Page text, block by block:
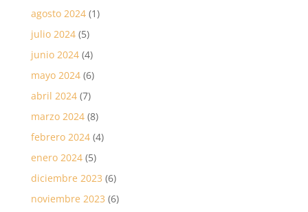
agosto 2024(1)
julio 2024(5)
junio 2024(4)
mayo 2024(6)
abril 2024(7)
marzo 2024(8)
febrero 2024(4)
enero 2024(5)
diciembre 2023 (6)
noviembre 2023 (6)